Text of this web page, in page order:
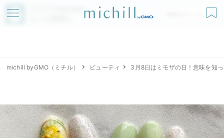
アプリでmichillが
無料ダウンロード
michill byGMO（ミチル） ビューティ 3月8日はミモザの日！意味を知